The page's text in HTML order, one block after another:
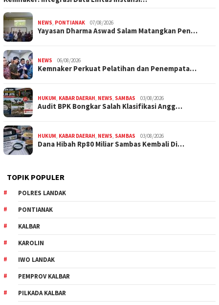
NEWS, PONTIANAK 07/08/2026
Yayasan Dharma Aswad Salam Matangkan Pen…
NEWS 06/08/2026
Kemnaker Perkuat Pelatihan dan Penempata…
HUKUM, KABAR DAERAH, NEWS, SAMBAS 03/08/2026
Audit BPK Bongkar Salah Klasifikasi Angg…
HUKUM, KABAR DAERAH, NEWS, SAMBAS 03/08/2026
Dana Hibah Rp80 Miliar Sambas Kembali Di…
TOPIK POPULER
POLRES LANDAK
PONTIANAK
KALBAR
KAROLIN
IWO LANDAK
PEMPROV KALBAR
PILKADA KALBAR